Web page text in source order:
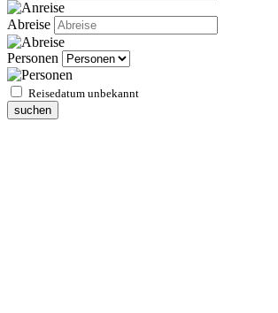
Abreise
Personen
Reisedatum unbekannt
suchen